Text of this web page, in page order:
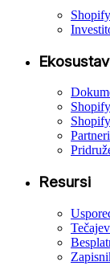
Ekosustav
Partneri
Resursi